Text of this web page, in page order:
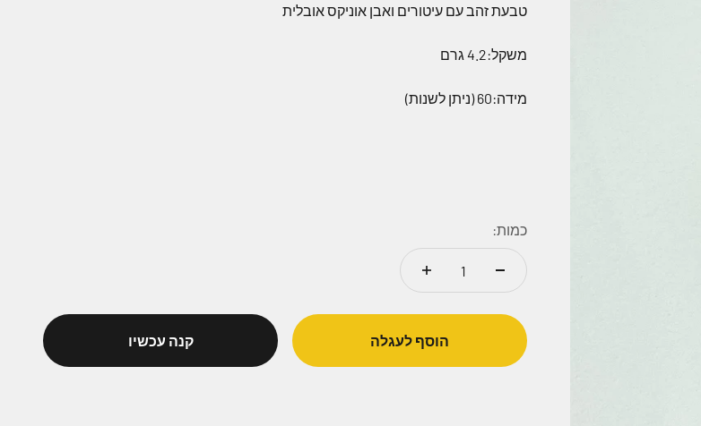
טבעת זהב עם עיטורים ואבן אוניקס אובלית
משקל:4.2 גרם
מידה:60 (ניתן לשנות)
כמות:
הוסף לעגלה קנה עכשיו